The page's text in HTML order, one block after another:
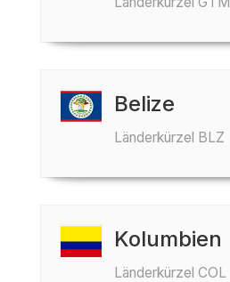
Belize
Länderkürzel BLZ
Kolumbien
Länderkürzel COL